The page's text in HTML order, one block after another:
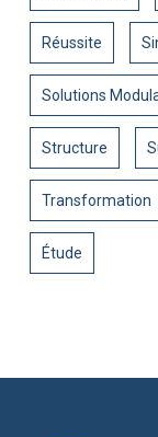
Réussite
Solutions
Structure
Transformation
Étude